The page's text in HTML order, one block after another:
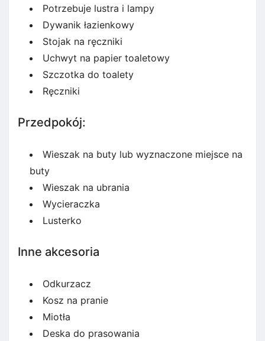
Potrzebuje lustra i lampy
Dywanik łazienkowy
Stojak na ręczniki
Uchwyt na papier toaletowy
Szczotka do toalety
Ręczniki
Przedpokój:
Wieszak na buty lub wyznaczone miejsce na
buty
Wieszak na ubrania
Wycieraczka
Lusterko
Inne akcesoria
Odkurzacz
Kosz na pranie
Miotła
Deska do prasowania